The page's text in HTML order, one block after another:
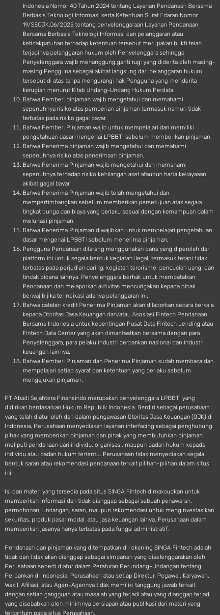
Indonesia Nomor 40 Tahun 2024 tentang Layanan Pendanaan Bersama
Berbasis Teknologi Informasi serta Ketentuan Surat Edaran Nomor
19/SEOJK.06/2025 tentang penyelenggaraan Layanan Pendanaan
Bersama Berbasis Teknologi Informasi dan pelanggaran atau
ketidakpatuhan terhadap ketentuan tersebut merupakan bukti telah
terjadinya pelanggaran hukum oleh Penyelenggara sehingga
Penyelenggara wajib menanggung ganti rugi yang diderita oleh masing-
masing Pengguna sebagai akibat langsung dari pelanggaran hukum
tersebut di atas tanpa mengurangi hak Pengguna yang menderita
kerugian menurut Kitab Undang-Undang Hukum Perdata.
Bahwa Pemberi pinjaman wajib mengetahui dan memahami
sepenuhnya risiko atas pemberian pinjaman termasuk namun tidak
terbatas pada risiko gagal bayar.
Bahwa Pemberi Pinjaman wajib untuk mempelajari dan memiliki
pengetahuan dasar mengenai LPBBTI sebelum memberikan pinjaman.
Bahwa Penerima pinjaman wajib mengetahui dan memahami
sepenuhnya risiko atas penerimaan pinjaman.
Bahwa Penerima Pinjaman wajib mengetahui dan memahami
sepenuhnya terhadap risiko kehilangan aset ataupun harta kekayaaan
akibat gagal bayar.
Bahwa Penerima Pinjaman wajib telah mengetahui dan
mempertimbangkan sebelum memberikan persetujuan atas segala
tingkat bunga dan biaya yang berlaku sesuai dengan kemampuan dalam
melunasi pinjaman.
Bahwa Penerima Pinjaman diwajibkan untuk mempelajari pengetahuan
dasar mengenai LPBBTI sebelum menerima pinjaman.
Pengguna Pendanaan dilarang menggunakan dana yang diperoleh dari
platform ini untuk segala bentuk kegiatan ilegal, termasuk tetapi tidak
terbatas pada perjudian daring, kegiatan terorisme, pencucian uang, dan
tindak pidana lainnya. Penyelenggara berhak untuk membatalkan
Pendanaan dan melaporkan aktivitas mencurigakan kepada pihak
berwajib jika terindikasi adanya pelanggaran ini.
Bahwa catatan kredit Penerima Pinjaman akan dilaporkan secara berkala
kepada Otoritas Jasa Keuangan dan/atau Asosiasi Fintech Pendanaan
Bersama Indonesia untuk kepentingan Pusat Data Fintech Lending atau
Fintech Data Center yang akan dimanfaatkan bersama dengan para
Penyelenggara, para pelaku industri perbankan nasional dan industri
keuangan lainnya.
Bahwa Pemberi Pinjaman dan Penerima Pinjaman sudah membaca dan
mempelajari setiap syarat dan ketentuan yang berlaku sebelum
mengajukan pinjaman.
PT Abadi Sejahtera Finansindo merupakan penyelenggara LPBBTI yang
didirikan berdasarkan Hukum Republik Indonesia. Berdiri sebagai perusahaan
yang telah diatur oleh dan dalam pengawasan Otoritas Jasa Keuangan (OJK) di
Indonesia, Perusahaan menyediakan layanan interfacing sebagai penghubung
pihak yang memberikan pinjaman dan pihak yang membutuhkan pinjaman
meliputi pendanaan dari individu, organisasi, maupun badan hukum kepada
individu atau badan hukum tertentu. Perusahaan tidak menyediakan segala
bentuk saran atau rekomendasi pendanaan terkait pilihan-pilihan dalam situs
ini.
Isi dan materi yang tersedia pada situs SINGA Fintech dimaksudkan untuk
memberikan informasi dan tidak dianggap sebagai sebuah penawaran,
permohonan, undangan, saran, maupun rekomendasi untuk menginvestasikan
sekuritas, produk pasar modal, atau jasa keuangan lainya. Perusahaan dalam
memberikan jasanya hanya terbatas pada fungsi administratif.
Pendanaan dan pinjaman yang ditempatkan di rekening SINGA Fintech adalah
tidak dan tidak akan dianggap sebagai simpanan yang diselenggarakan oleh
Perusahaan seperti diatur dalam Peraturan Perundang-Undangan tentang
Perbankan di Indonesia. Perusahaan atau setiap Direktur, Pegawai, Karyawan,
Wakil, Afiliasi, atau Agen-Agennya tidak memiliki tanggung jawab terkait
dengan setiap gangguan atau masalah yang terjadi atau yang dianggap terjadi
yang disebabkan oleh minimnya persiapan atau publikasi dari materi yang
tercantum pada situs Perusahaan.